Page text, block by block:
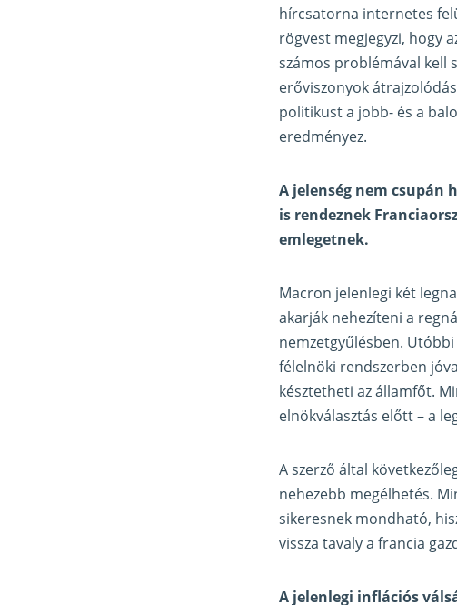
hírcsatorna internetes
rögvest megjegyzi, hogy
számos problémával kell
erőviszonyok
politikust a jobb- és a
eredményez.
A jelenség nem
is rendeznek
emlegetnek.
Macron jelenlegi két
akarják nehezíteni a
nemzetgyűlésben.
félelnöki rendszerben
késztetheti az államfőt.
elnökválasztás előtt – a
A szerző által
nehezebb megélhetés.
sikeresnek mondható,
vissza tavaly a francia
A jelenlegi inflációs